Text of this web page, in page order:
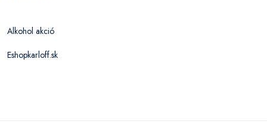
Alkohol akció
Eshopkarloff.sk